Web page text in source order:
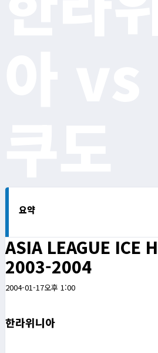
요약
ASIA LEAGUE ICE
2003-2004
2004-01-17오후 1:00
한라위니아